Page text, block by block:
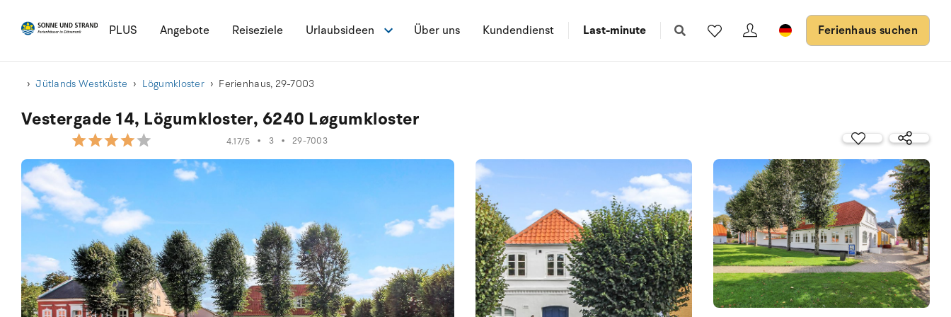
PLUS Angebote Reiseziele Urlaubsideen Über uns Kundendienst Last-minute Ferienhaus suchen
Jütlands Westküste Lögumkloster Ferienhaus, 29-7003
Vestergade 14, Lögumkloster, 6240 Løgumkloster
4.17/5 • 3 • 29-7003